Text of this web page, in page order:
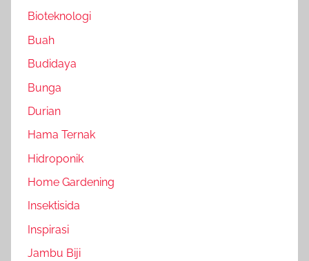
Bioteknologi
Buah
Budidaya
Bunga
Durian
Hama Ternak
Hidroponik
Home Gardening
Insektisida
Inspirasi
Jambu Biji